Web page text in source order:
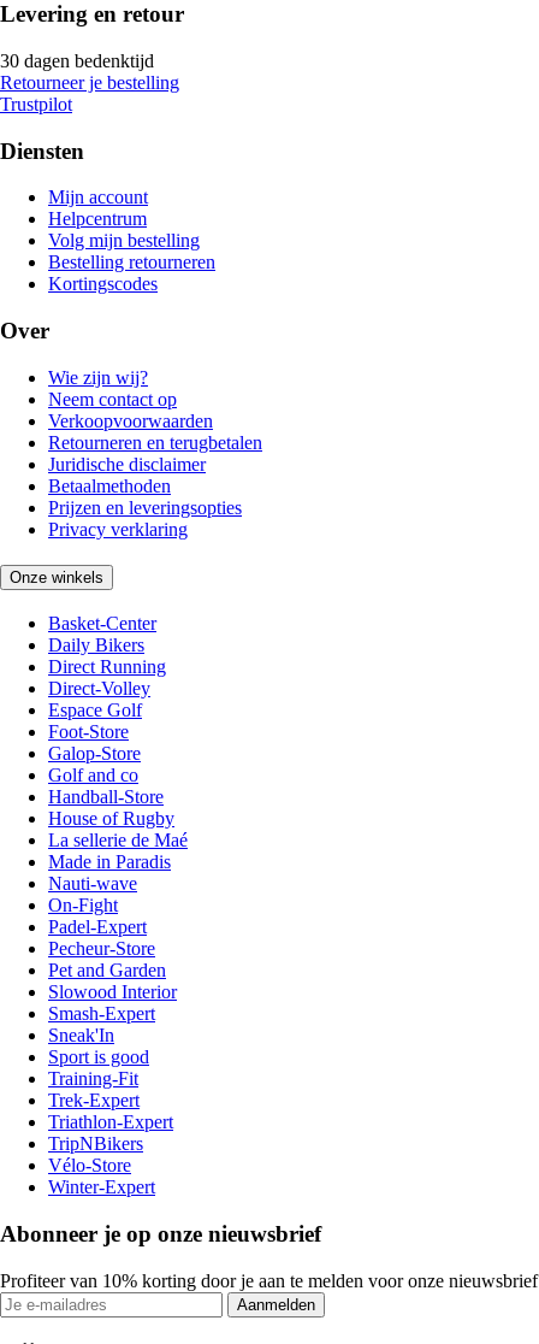
Levering en retour
30 dagen bedenktijd
Retourneer je bestelling
Trustpilot
Diensten
Mijn account
Helpcentrum
Volg mijn bestelling
Bestelling retourneren
Kortingscodes
Over
Wie zijn wij?
Neem contact op
Verkoopvoorwaarden
Retourneren en terugbetalen
Juridische disclaimer
Betaalmethoden
Prijzen en leveringsopties
Privacy verklaring
Onze winkels
Basket-Center
Daily Bikers
Direct Running
Direct-Volley
Espace Golf
Foot-Store
Galop-Store
Golf and co
Handball-Store
House of Rugby
La sellerie de Maé
Made in Paradis
Nauti-wave
On-Fight
Padel-Expert
Pecheur-Store
Pet and Garden
Slowood Interior
Smash-Expert
Sneak'In
Sport is good
Training-Fit
Trek-Expert
Triathlon-Expert
TripNBikers
Vélo-Store
Winter-Expert
Abonneer je op onze nieuwsbrief
Profiteer van 10% korting door je aan te melden voor onze nieuwsbrief
Aanmelden